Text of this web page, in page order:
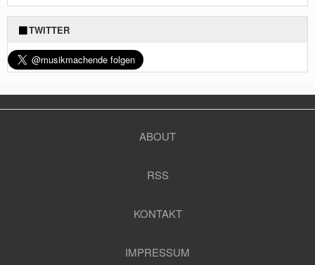
TWITTER
ABOUT
RSS
KONTAKT
IMPRESSUM